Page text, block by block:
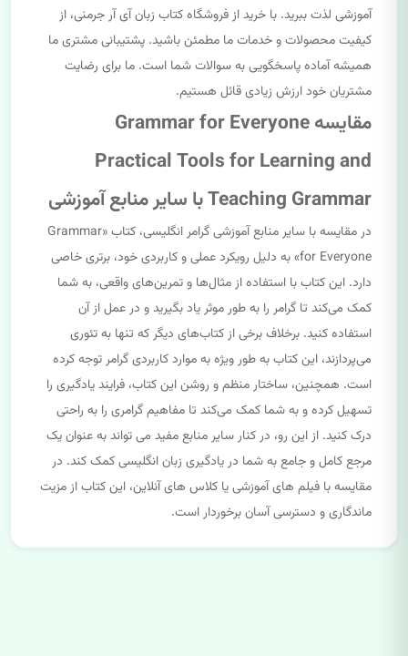
آموزشی لذت ببرید. با خرید از فروشگاه کتاب زبان آی آر جرمنی، از
کیفیت محصولات و خدمات ما مطمئن باشید. پشتیبانی مشتری ما
همیشه آماده پاسخگویی به سوالات شما است. ما برای رضایت
مشتریان خود ارزش زیادی قائل هستیم.
مقایسه Grammar for Everyone
Practical Tools for Learning and
Teaching Grammar با سایر منابع آموزشی
در مقایسه با سایر منابع آموزشی گرامر انگلیسی، کتاب «Grammar
for Everyone» به دلیل رویکرد عملی و کاربردی خود، برتری خاصی
دارد. این کتاب با استفاده از مثال‌ها و تمرین‌های واقعی، به شما
کمک می‌کند تا گرامر را به طور موثر یاد بگیرید و در عمل از آن
استفاده کنید. برخلاف برخی از کتاب‌های دیگر که تنها به تئوری
می‌پردازند، این کتاب به طور ویژه به موارد کاربردی گرامر توجه کرده
است. همچنین، ساختار منظم و روشن این کتاب، فرایند یادگیری را
تسهیل کرده و به شما کمک می‌کند تا مفاهیم گرامری را به راحتی
درک کنید. از این رو، در کنار سایر منابع مفید می تواند به عنوان یک
مرجع کامل و جامع به شما در یادگیری زبان انگلیسی کمک کند. در
مقایسه با فیلم های آموزشی یا کلاس های آنلاین، این کتاب از مزیت
ماندگاری و دسترسی آسان برخوردار است.